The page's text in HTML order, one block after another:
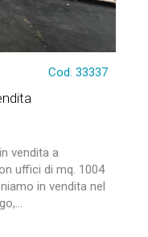
Cod. 33337
vendita a
uffici di mq. 1004
in vendita nel